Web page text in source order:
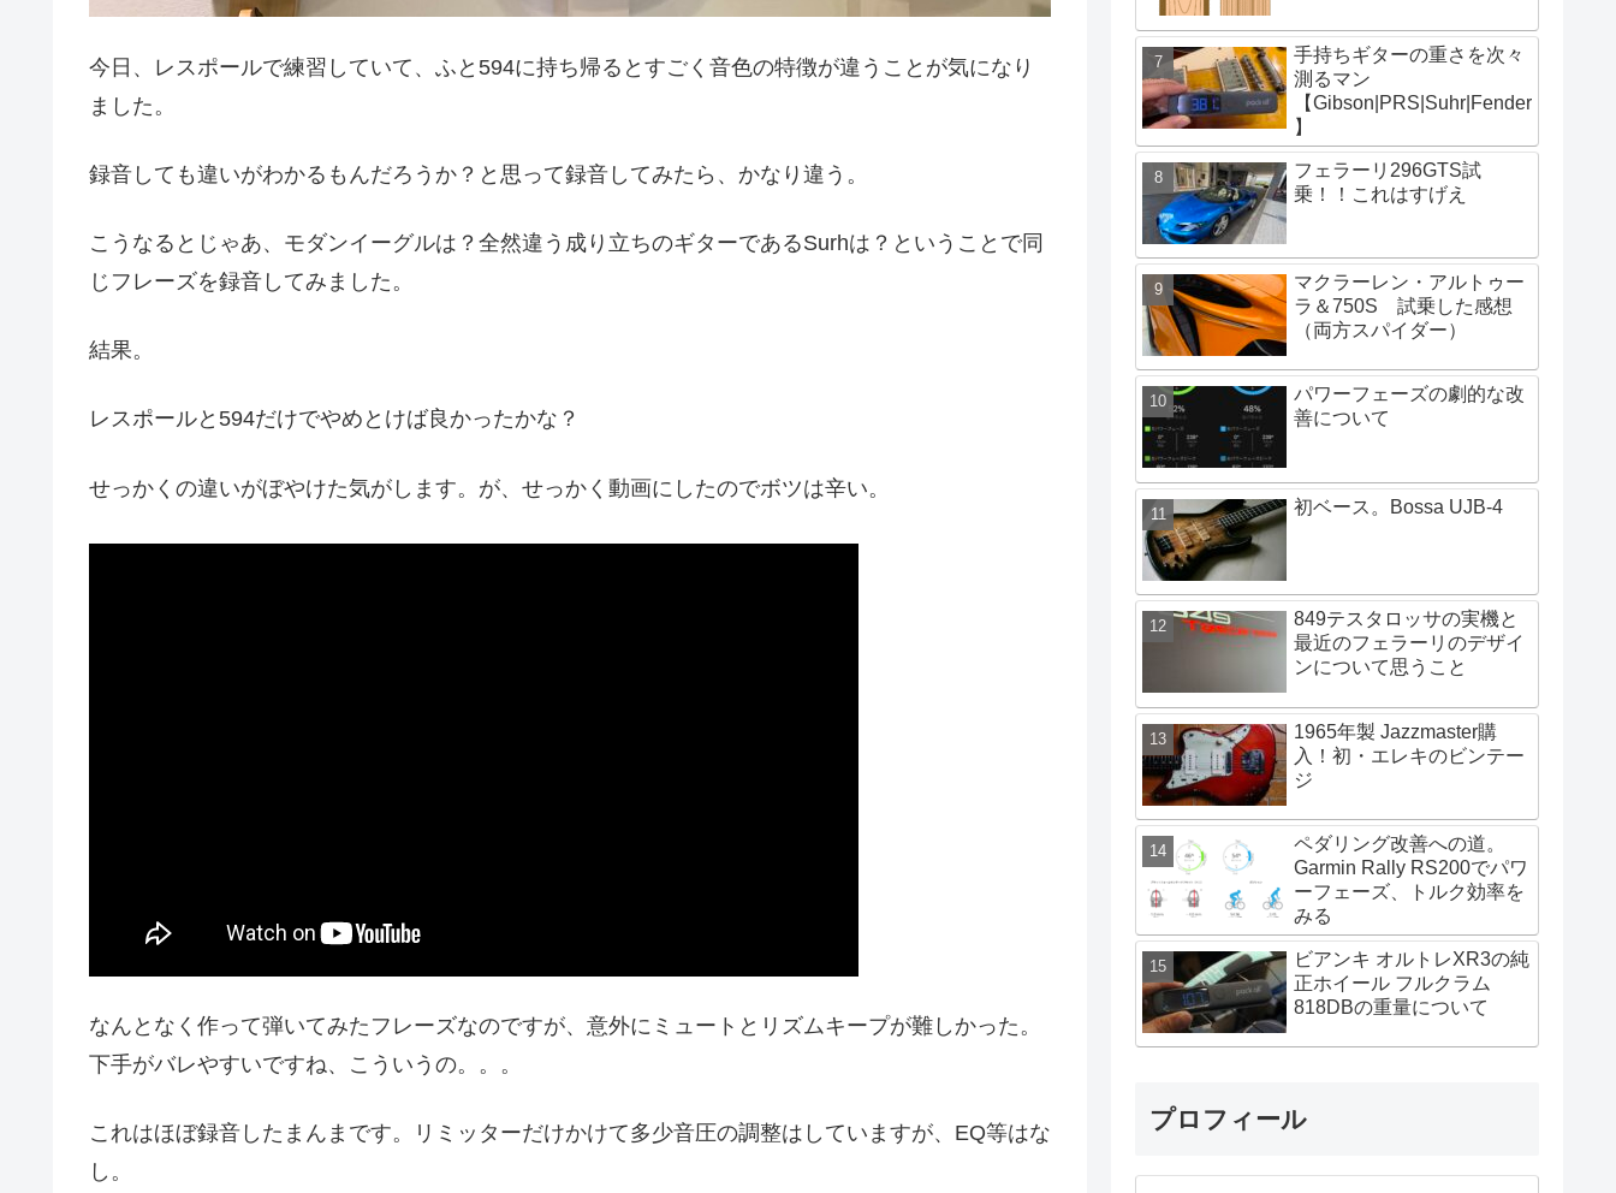
今日、レスポールで練習していて、ふと594に持ち帰るとすごく音色の特徴が違うことが気になり
ました。
録音しても違いがわかるもんだろうか？と思って録音してみたら、かなり違う。
こうなるとじゃあ、モダンイーグルは？全然違う成り立ちのギターであるSurhは？ということで同
じフレーズを録音してみました。
結果。
レスポールと594だけでやめとけば良かったかな？
せっかくの違いがぼやけた気がします。が、せっかく動画にしたのでボツは辛い。
なんとなく作って弾いてみたフレーズなのですが、意外にミュートとリズムキープが難しかった。
下手がバレやすいですね、こういうの。。。
これはほぼ録音したまんまです。リミッターだけかけて多少音圧の調整はしていますが、EQ等はな
し。
手持ちギターの重さを次々
測るマン
【Gibson|PRS|Suhr|Fender
】
フェラーリ296GTS試
乗！！これはすげえ
マクラーレン・アルトゥー
ラ＆750S 試乗した感想
（両方スパイダー）
パワーフェーズの劇的な改
善について
初ベース。Bossa UJB-4
849テスタロッサの実機と
最近のフェラーリのデザイ
ンについて思うこと
1965年製 Jazzmaster購
入！初・エレキのビンテー
ジ
ペダリング改善への道。
Garmin Rally RS200でパワ
ーフェーズ、トルク効率を
みる
ビアンキ オルトレXR3の純
正ホイール フルクラム
818DBの重量について
プロフィール